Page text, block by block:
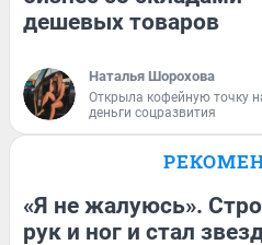
дешевых товаров
Наталья Шорохова
Открыла кофейную точку
деньги соцразвития
«Я не жалуюсь».
рук и ног и стал